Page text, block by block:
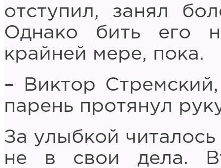
отступил, занял
Однако бить его
крайней мере, пока.
– Виктор
парень протянул
За улыбкой
не в свои дела.